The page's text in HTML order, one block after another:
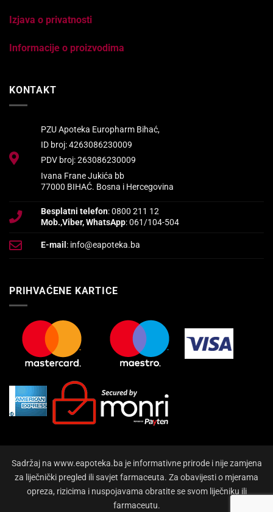
Izjava o privatnosti
Informacije o proizvodima
KONTAKT
PZU Apoteka Europharm Bihać,
ID broj: 4263086230009
PDV broj: 263086230009
Ivana Frane Jukića bb
77000 BIHAĆ. Bosna i Hercegovina
Besplatni telefon: 0800 211 12
Mob.,Viber, WhatsApp: 061/104-504
E-mail : info@eapoteka.ba
PRIHVAĆENE KARTICE
Sadržaj na www.eapoteka.ba je informativne prirode i nije zamjena
za liječnički pregled ili savjet farmaceuta. Za obavijesti o mjerama
opreza, rizicima i nuspojavama obratite se svom liječniku ili
farmaceutu.